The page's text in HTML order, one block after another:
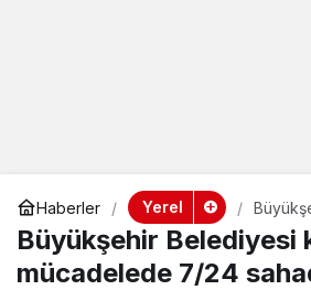
Haberler Yerel
Büyükşehir Belediyesi
mücadelede 7/24